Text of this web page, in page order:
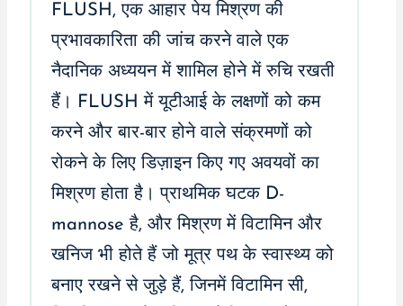
FLUSH, एक आहार पेय मिश्रण की
प्रभावकारिता की जांच करने वाले एक
नैदानिक ​​अध्ययन में शामिल होने में रुचि रखती
हैं। FLUSH में यूटीआई के लक्षणों को कम
करने और बार-बार होने वाले संक्रमणों को
रोकने के लिए डिज़ाइन किए गए अवयवों का
मिश्रण होता है। प्राथमिक घटक D-
mannose है, और मिश्रण में विटामिन और
खनिज भी होते हैं जो मूत्र पथ के स्वास्थ्य को
बनाए रखने से जुड़े हैं, जिनमें विटामिन सी,